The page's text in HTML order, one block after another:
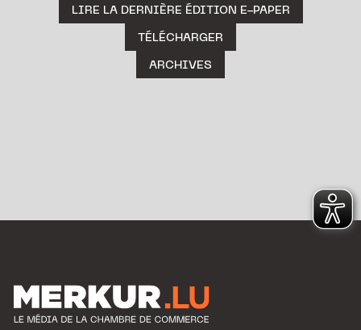
LIRE LA DERNIÈRE ÉDITION E-PAPER
TÉLÉCHARGER
ARCHIVES